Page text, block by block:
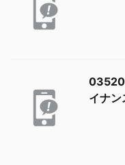
イナン